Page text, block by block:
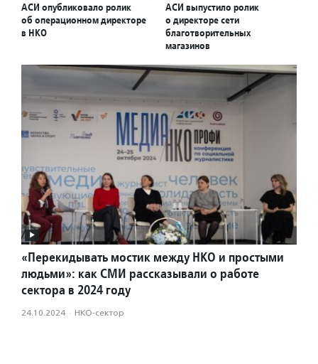
АСИ опубликовало ролик
об операционном директоре
в НКО
АСИ выпустило ролик
о директоре сети
благотворительных
магазинов
«Перекидывать мостик между НКО и простыми
людьми»: как СМИ рассказывали о работе
сектора в 2024 году
24.10.2024 · НКО-сектор